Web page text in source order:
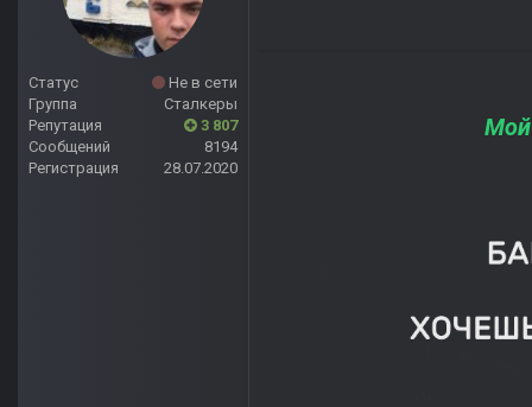
Статус
Не в сети
Группа
Сталкеры
Репутация
3 807
Сообщений
8194
Регистрация
28.07.2020